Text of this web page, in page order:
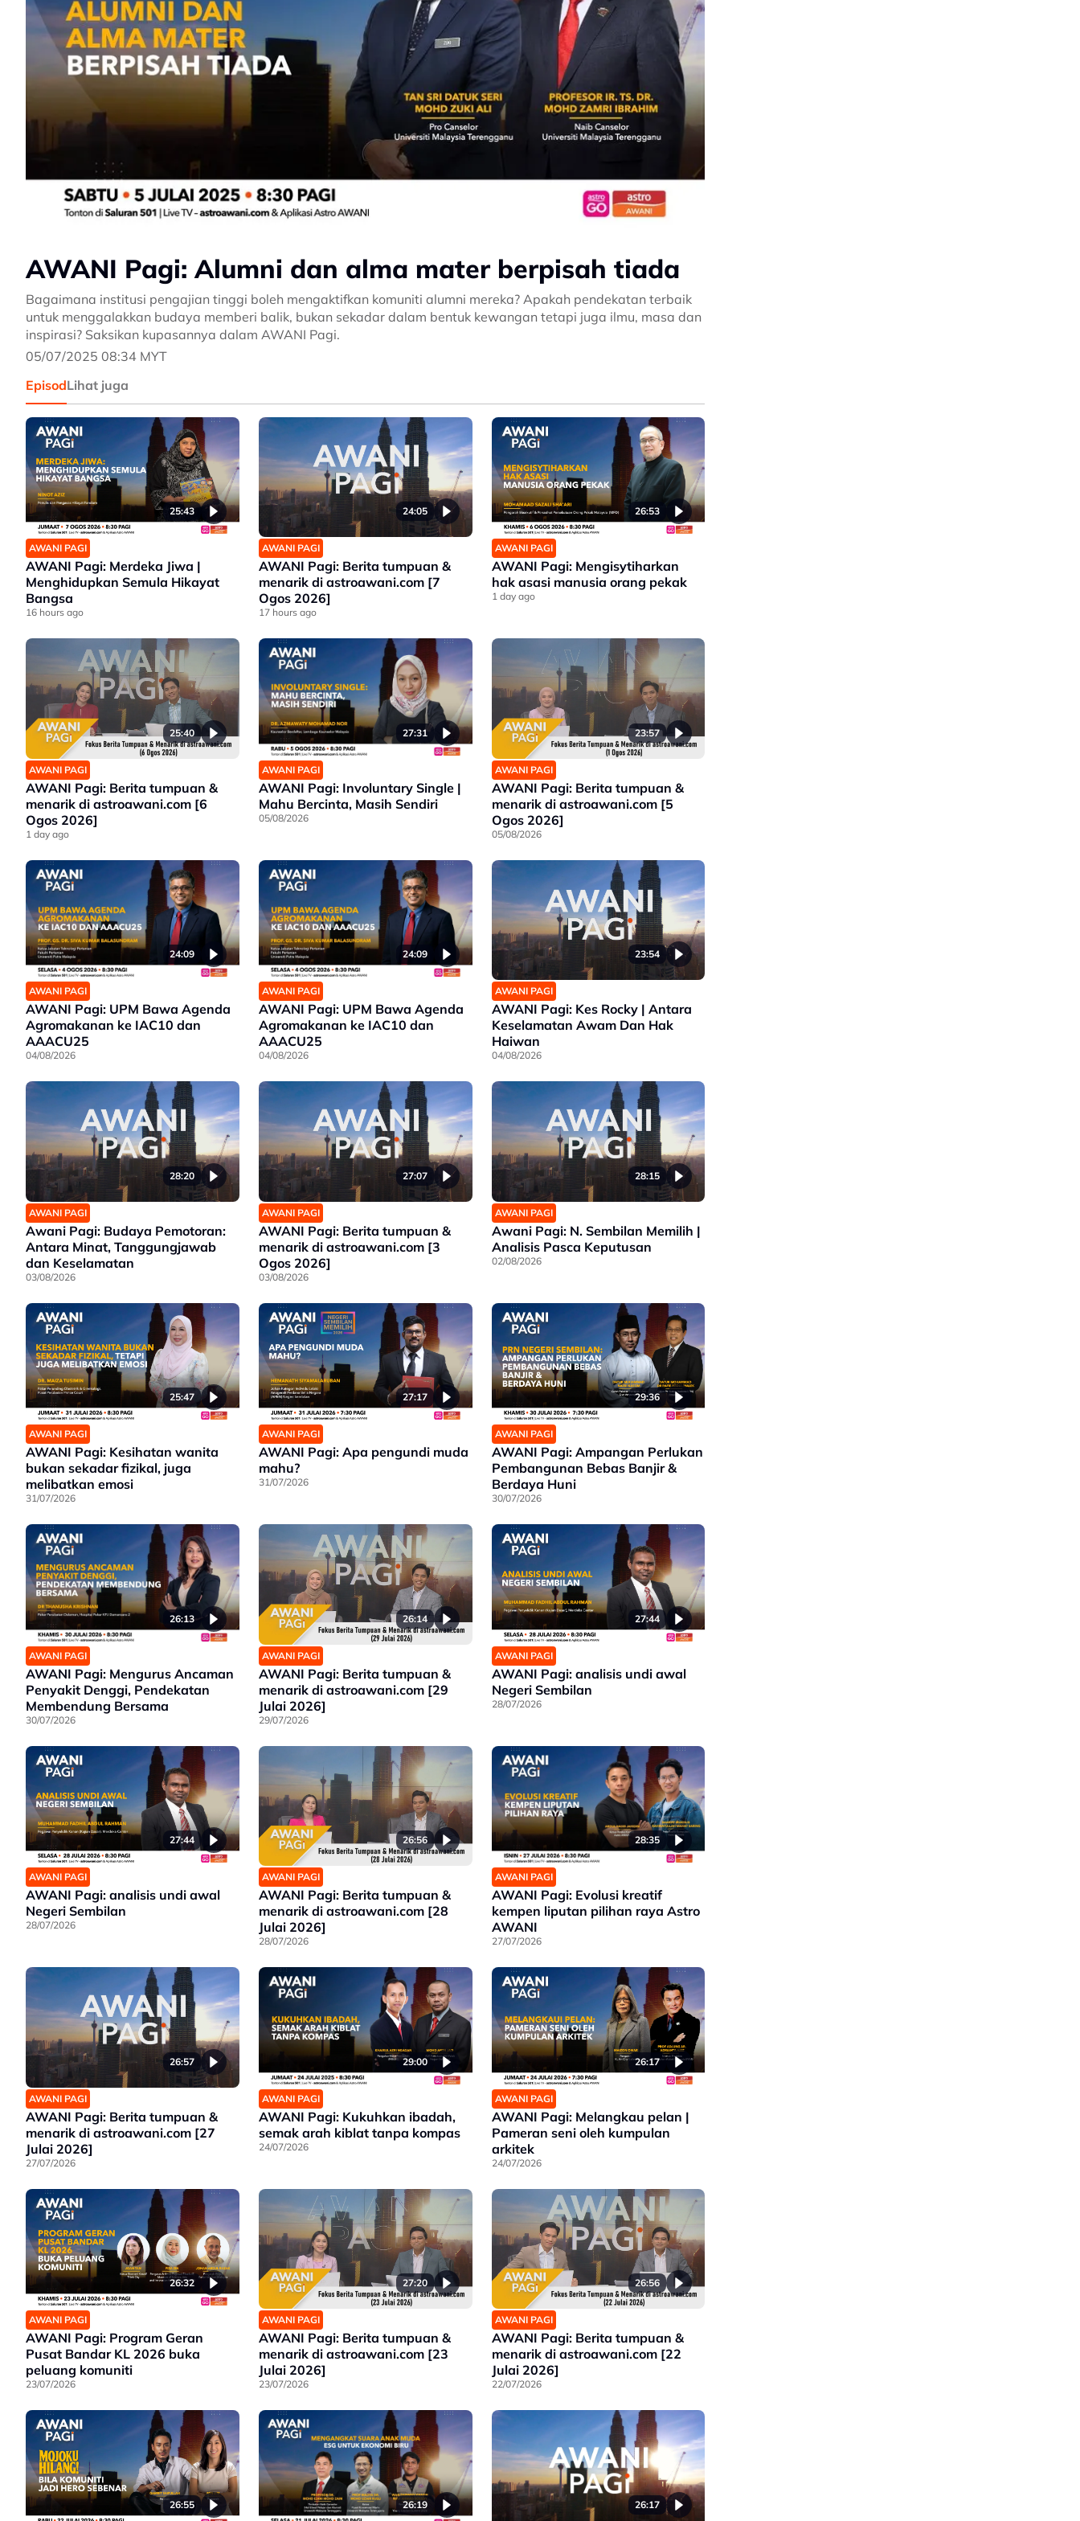
AWANI Pagi: Alumni dan alma mater berpisah tiada
Bagaimana institusi pengajian tinggi boleh mengaktifkan komuniti alumni mereka? Apakah pendekatan terbaik
untuk menggalakkan budaya memberi balik, bukan sekadar dalam bentuk kewangan tetapi juga ilmu, masa dan
inspirasi? Saksikan kupasannya dalam AWANI Pagi.
05/07/2025 08:34 MYT
EpisodLihat juga
25:43
AWANI PAGI
AWANI Pagi: Merdeka Jiwa |
Menghidupkan Semula Hikayat
Bangsa
16 hours ago
24:05
AWANI PAGI
AWANI Pagi: Berita tumpuan &
menarik di astroawani.com [7
Ogos 2026]
17 hours ago
26:53
AWANI PAGI
AWANI Pagi: Mengisytiharkan
hak asasi manusia orang pekak
1 day ago
25:40
AWANI PAGI
AWANI Pagi: Berita tumpuan &
menarik di astroawani.com [6
Ogos 2026]
1 day ago
27:31
AWANI PAGI
AWANI Pagi: Involuntary Single |
Mahu Bercinta, Masih Sendiri
05/08/2026
23:57
AWANI PAGI
AWANI Pagi: Berita tumpuan &
menarik di astroawani.com [5
Ogos 2026]
05/08/2026
24:09
AWANI PAGI
AWANI Pagi: UPM Bawa Agenda
Agromakanan ke IAC10 dan
AAACU25
04/08/2026
24:09
AWANI PAGI
AWANI Pagi: UPM Bawa Agenda
Agromakanan ke IAC10 dan
AAACU25
04/08/2026
23:54
AWANI PAGI
AWANI Pagi: Kes Rocky | Antara
Keselamatan Awam Dan Hak
Haiwan
04/08/2026
28:20
AWANI PAGI
Awani Pagi: Budaya Pemotoran:
Antara Minat, Tanggungjawab
dan Keselamatan
03/08/2026
27:07
AWANI PAGI
AWANI Pagi: Berita tumpuan &
menarik di astroawani.com [3
Ogos 2026]
03/08/2026
28:15
AWANI PAGI
Awani Pagi: N. Sembilan Memilih |
Analisis Pasca Keputusan
02/08/2026
25:47
AWANI PAGI
AWANI Pagi: Kesihatan wanita
bukan sekadar fizikal, juga
melibatkan emosi
31/07/2026
27:17
AWANI PAGI
AWANI Pagi: Apa pengundi muda
mahu?
31/07/2026
29:36
AWANI PAGI
AWANI Pagi: Ampangan Perlukan
Pembangunan Bebas Banjir &
Berdaya Huni
30/07/2026
26:13
AWANI PAGI
AWANI Pagi: Mengurus Ancaman
Penyakit Denggi, Pendekatan
Membendung Bersama
30/07/2026
26:14
AWANI PAGI
AWANI Pagi: Berita tumpuan &
menarik di astroawani.com [29
Julai 2026]
29/07/2026
27:44
AWANI PAGI
AWANI Pagi: analisis undi awal
Negeri Sembilan
28/07/2026
27:44
AWANI PAGI
AWANI Pagi: analisis undi awal
Negeri Sembilan
28/07/2026
26:56
AWANI PAGI
AWANI Pagi: Berita tumpuan &
menarik di astroawani.com [28
Julai 2026]
28/07/2026
28:35
AWANI PAGI
AWANI Pagi: Evolusi kreatif
kempen liputan pilihan raya Astro
AWANI
27/07/2026
26:57
AWANI PAGI
AWANI Pagi: Berita tumpuan &
menarik di astroawani.com [27
Julai 2026]
27/07/2026
29:00
AWANI PAGI
AWANI Pagi: Kukuhkan ibadah,
semak arah kiblat tanpa kompas
24/07/2026
26:17
AWANI PAGI
AWANI Pagi: Melangkau pelan |
Pameran seni oleh kumpulan
arkitek
24/07/2026
26:32
AWANI PAGI
AWANI Pagi: Program Geran
Pusat Bandar KL 2026 buka
peluang komuniti
23/07/2026
27:20
AWANI PAGI
AWANI Pagi: Berita tumpuan &
menarik di astroawani.com [23
Julai 2026]
23/07/2026
26:56
AWANI PAGI
AWANI Pagi: Berita tumpuan &
menarik di astroawani.com [22
Julai 2026]
22/07/2026
26:55 26:19 26:17